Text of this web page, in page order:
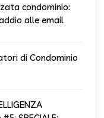
condominio:
alle email
di Condominio